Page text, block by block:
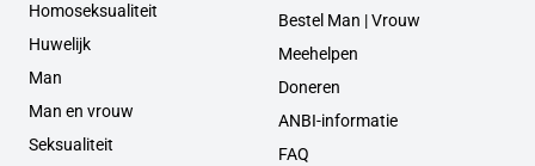
Homoseksualiteit
Huwelijk
Man
Man en vrouw
Seksualiteit
Bestel Man | Vrouw
Meehelpen
Doneren
ANBI-informatie
FAQ